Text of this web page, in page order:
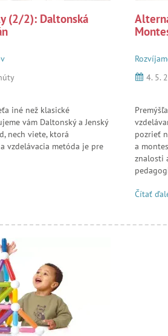
(2/2): Daltonská
iné než klasické
vám Daltonský a Jenský
nech viete, ktorá
vzdelávacia metóda je pre
4. 5.
pozrieť
a
znalosti
Čítať